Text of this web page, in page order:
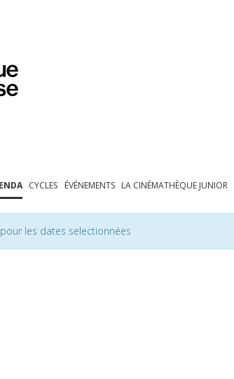
CYCLES ÉVÉNEMENTS LA CINÉMATHÈQUE JUNIOR
les dates selectionnées